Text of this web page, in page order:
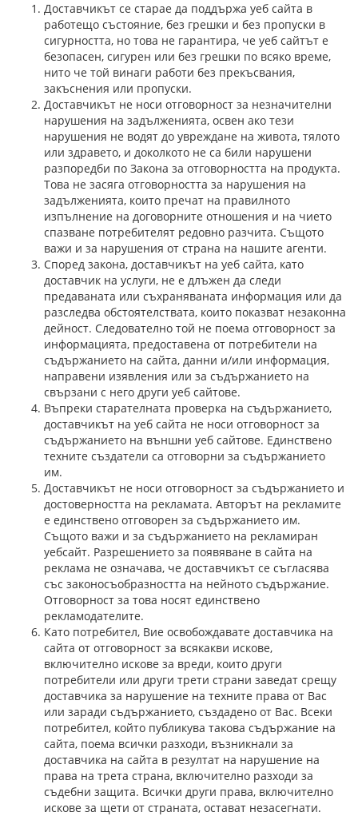
Доставчикът се старае да поддържа уеб сайта в
работещо състояние, без грешки и без пропуски в
сигурността, но това не гарантира, че уеб сайтът е
безопасен, сигурен или без грешки по всяко време,
нито че той винаги работи без прекъсвания,
закъснения или пропуски.
Доставчикът не носи отговорност за незначителни
нарушения на задълженията, освен ако тези
нарушения не водят до увреждане на живота, тялото
или здравето, и доколкото не са били нарушени
разпоредби по Закона за отговорността на продукта.
Това не засяга отговорността за нарушения на
задълженията, които пречат на правилното
изпълнение на договорните отношения и на чието
спазване потребителят редовно разчита. Същото
важи и за нарушения от страна на нашите агенти.
Според закона, доставчикът на уеб сайта, като
доставчик на услуги, не е длъжен да следи
предаваната или съхраняваната информация или да
разследва обстоятелствата, които показват незаконна
дейност. Следователно той не поема отговорност за
информацията, предоставена от потребители на
съдържанието на сайта, данни и/или информация,
направени изявления или за съдържанието на
свързани с него други уеб сайтове.
Въпреки старателната проверка на съдържанието,
доставчикът на уеб сайта не носи отговорност за
съдържанието на външни уеб сайтове. Единствено
техните създатели са отговорни за съдържанието
им.
Доставчикът не носи отговорност за съдържанието и
достоверността на рекламата. Авторът на рекламите
е единствено отговорен за съдържанието им.
Същото важи и за съдържанието на рекламиран
уебсайт. Разрешението за появяване в сайта на
реклама не означава, че доставчикът се съгласява
със законосъобразността на нейното съдържание.
Отговорност за това носят единствено
рекламодателите.
Като потребител, Вие освобождавате доставчика на
сайта от отговорност за всякакви искове,
включително искове за вреди, които други
потребители или други трети страни заведат срещу
доставчика за нарушение на техните права от Вас
или заради съдържанието, създадено от Вас. Всеки
потребител, който публикува такова съдържание на
сайта, поема всички разходи, възникнали за
доставчика на сайта в резултат на нарушение на
права на трета страна, включително разходи за
съдебни защита. Всички други права, включително
искове за щети от страната, остават незасегнати.